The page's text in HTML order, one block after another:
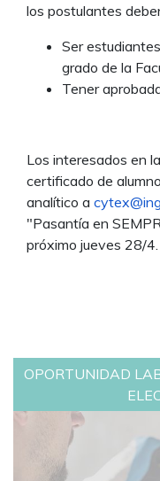
los postulantes
Ser
grado de la
Tener
Los interesados en
certificado de
analítico a
"Pasantía en
próximo jueves 28/4.
OPORTUNIDAD